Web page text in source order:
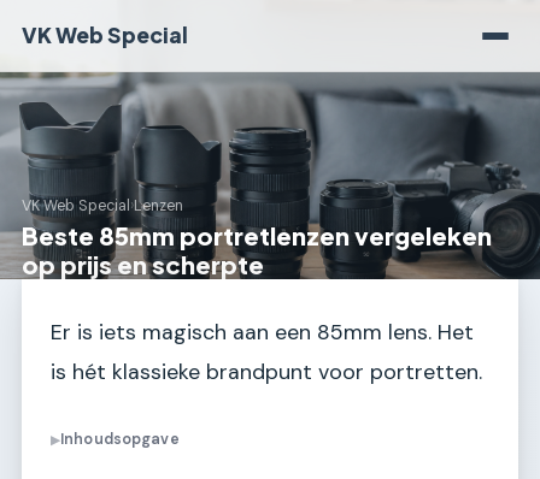
VK Web Special
VK Web Special›Lenzen
Beste 85mm portretlenzen vergeleken
op prijs en scherpte
Er is iets magisch aan een 85mm lens. Het
is hét klassieke brandpunt voor portretten.
▶Inhoudsopgave